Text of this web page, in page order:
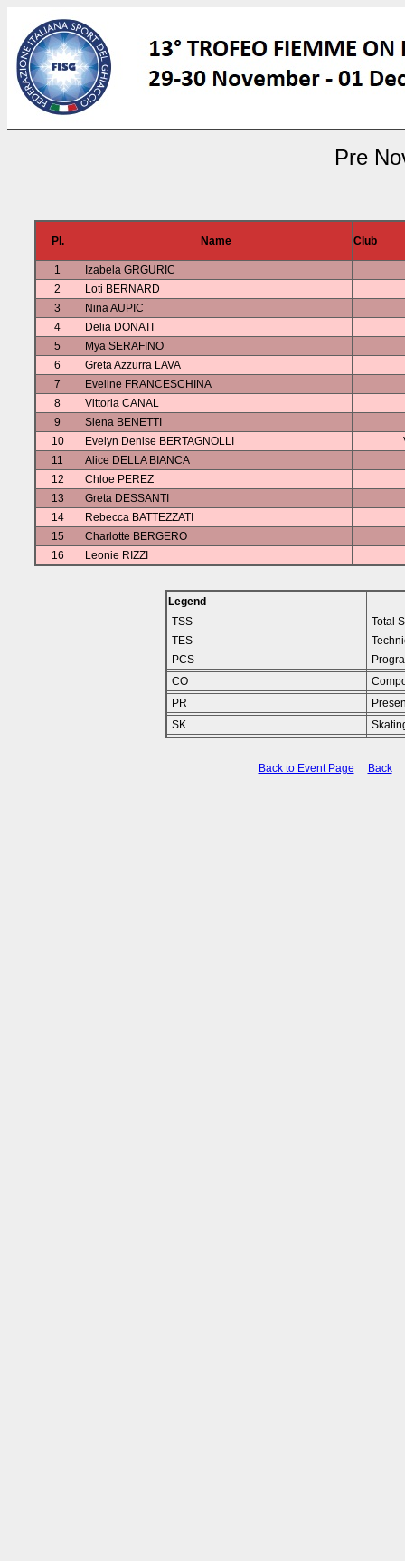
Pre
Pl. Name Club
1
Izabela GRGURIC
2
Loti BERNARD
3
Nina AUPIC
4
Delia DONATI
5
Mya SERAFINO
6
Greta Azzurra LAVA
7
Eveline FRANCESCHINA
8
Vittoria CANAL
9
Siena BENETTI
10
Evelyn Denise BERTAGNOLLI
11
Alice DELLA BIANCA
12
Chloe PEREZ
13
Greta DESSANTI
14
Rebecca BATTEZZATI
15
Charlotte BERGERO
16
Leonie RIZZI
Legend
TSS
Total
TES
PCS
CO
PR
SK
Back to Event Page Back